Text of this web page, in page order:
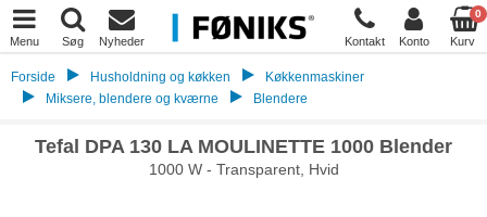
Menu Søg Nyheder Kontakt Konto
0
Kurv
Forside Husholdning og køkken
Køkkenmaskiner
Miksere, blendere og kværne
Blendere
Tefal DPA 130 LA MOULINETTE 1000 Blender
1000 W - Transparent, Hvid